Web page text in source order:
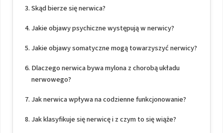
Skąd bierze się nerwica?
Jakie objawy psychiczne występują w nerwicy?
Jakie objawy somatyczne mogą towarzyszyć nerwicy?
Dlaczego nerwica bywa mylona z chorobą układu
nerwowego?
Jak nerwica wpływa na codzienne funkcjonowanie?
Jak klasyfikuje się nerwicę i z czym to się wiąże?